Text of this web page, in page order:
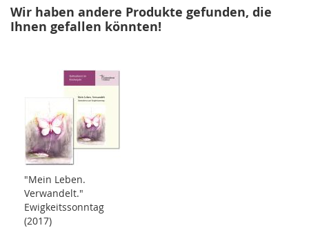
Wir haben andere Produkte gefunden, die
Ihnen gefallen könnten!
"Mein Leben.
Verwandelt."
Ewigkeitssonntag
(2017)